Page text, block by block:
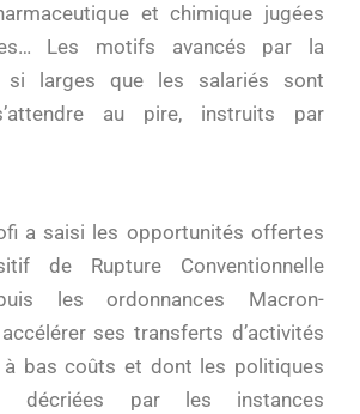
et chimique jugées
Les motifs avancés par la
si larges que les salariés sont
au pire, instruits par
a saisi les opportunités offertes
de Rupture Conventionnelle
les ordonnances Macron-
ses transferts d’activités
bas coûts et dont les politiques
décriées par les instances